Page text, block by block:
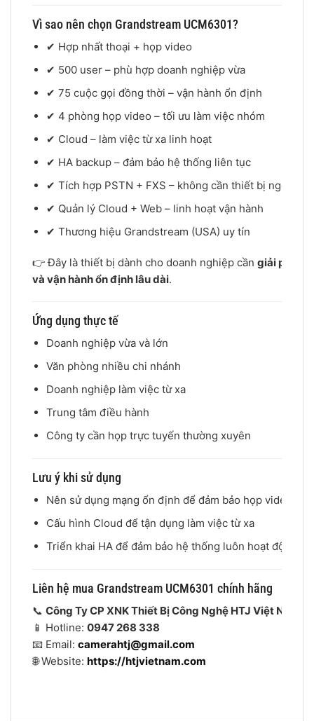
Vì sao nên chọn Grandstream UCM6301?
✔ Hợp nhất thoại + họp video
✔ 500 user – phù hợp doanh nghiệp vừa
✔ 75 cuộc gọi đồng thời – vận hành ổn định
✔ 4 phòng họp video – tối ưu làm việc nhóm
✔ Cloud – làm việc từ xa linh hoạt
✔ HA backup – đảm bảo hệ thống liên tục
✔ Tích hợp PSTN + FXS – không cần thiết bị ngoài
✔ Quản lý Cloud + Web – linh hoạt vận hành
✔ Thương hiệu Grandstream (USA) uy tín
👉 Đây là thiết bị dành cho doanh nghiệp cần giải pháp
và vận hành ổn định lâu dài.
Ứng dụng thực tế
Doanh nghiệp vừa và lớn
Văn phòng nhiều chi nhánh
Doanh nghiệp làm việc từ xa
Trung tâm điều hành
Công ty cần họp trực tuyến thường xuyên
Lưu ý khi sử dụng
Nên sử dụng mạng ổn định để đảm bảo họp video
Cấu hình Cloud để tận dụng làm việc từ xa
Triển khai HA để đảm bảo hệ thống luôn hoạt động
Liên hệ mua Grandstream UCM6301 chính hãng
📞 Công Ty CP XNK Thiết Bị Công Nghệ HTJ Việt Nam
📱 Hotline: 0947 268 338
📧 Email: camerahtj@gmail.com
🌐 Website: https://htjvietnam.com